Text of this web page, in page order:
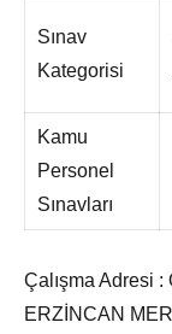
Sınav
Kategorisi
Kamu
Personel
Sınavları
Çalışma Adresi
ERZİNCAN